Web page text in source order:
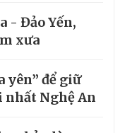
- Đảo Yến,
xưa
yên” để giữ
nhất Nghệ An